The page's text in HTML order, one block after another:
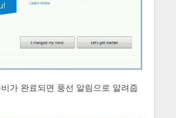
가 완료되면 풍선 알림으로 알려줍